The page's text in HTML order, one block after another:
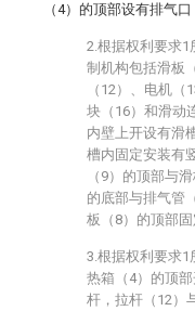
（4）的顶部设有排气口
2.根据权利要求
制机构包括滑板
（12）、电机
块（16）和滑动
内壁上开设有滑
槽内固定安装有
（9）的顶部与
的底部与排气管
板（8）的顶部固
3.根据权利要求1
热箱（4）的顶
杆，拉杆（12）